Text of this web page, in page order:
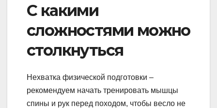
С какими
сложностями можно
столкнуться
Нехватка физической подготовки –
рекомендуем начать тренировать мышцы
спины и рук перед походом, чтобы весло не